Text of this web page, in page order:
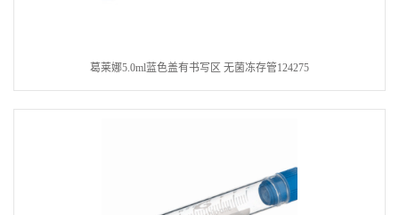
葛莱娜5.0ml蓝色盖有书写区 无菌冻存管124275